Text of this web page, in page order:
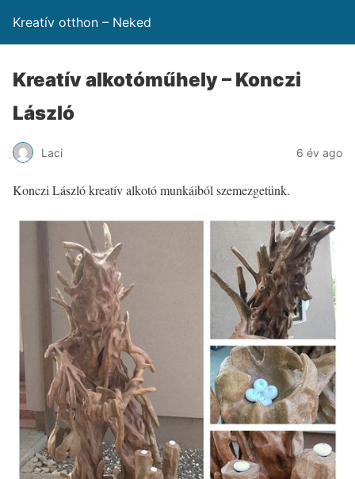
Kreatív otthon – Neked
Kreatív alkotóműhely – Konczi
László
Laci 6 év ago
Konczi László kreatív alkotó munkáiból szemezgetünk.